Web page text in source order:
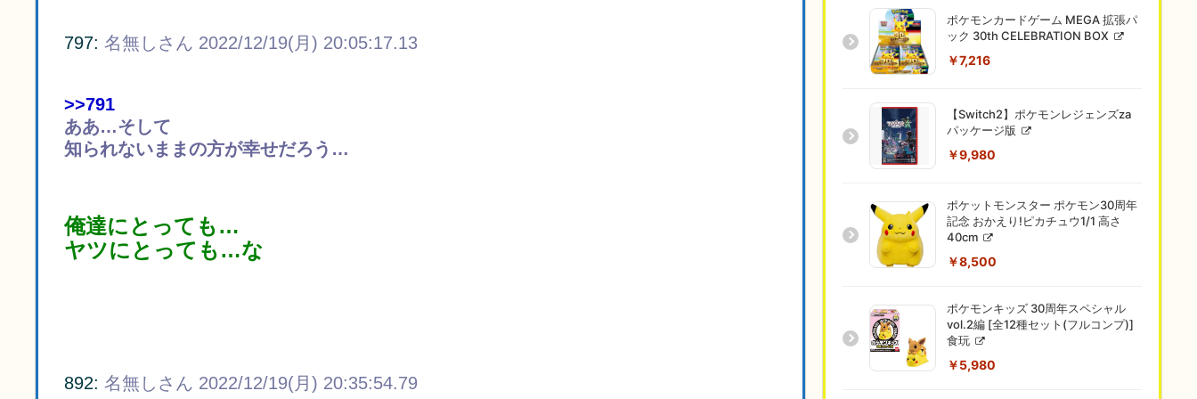
797: 名無しさん 2022/12/19(月) 20:05:17.13
>>791
ああ…そして
知られないままの方が幸せだろう…
俺達にとっても…
ヤツにとっても…な
892: 名無しさん 2022/12/19(月) 20:35:54.79
ポケモンカードゲーム MEGA 拡張パ
ック 30th CELEBRATION BOX
￥7,216
【Switch2】ポケモンレジェンズza
パッケージ版
￥9,980
ポケットモンスター ポケモン30周年
記念 おかえり!ピカチュウ1/1 高さ
40cm
￥8,500
ポケモンキッズ 30周年スペシャル
vol.2編 [全12種セット(フルコンプ)]
食玩
￥5,980